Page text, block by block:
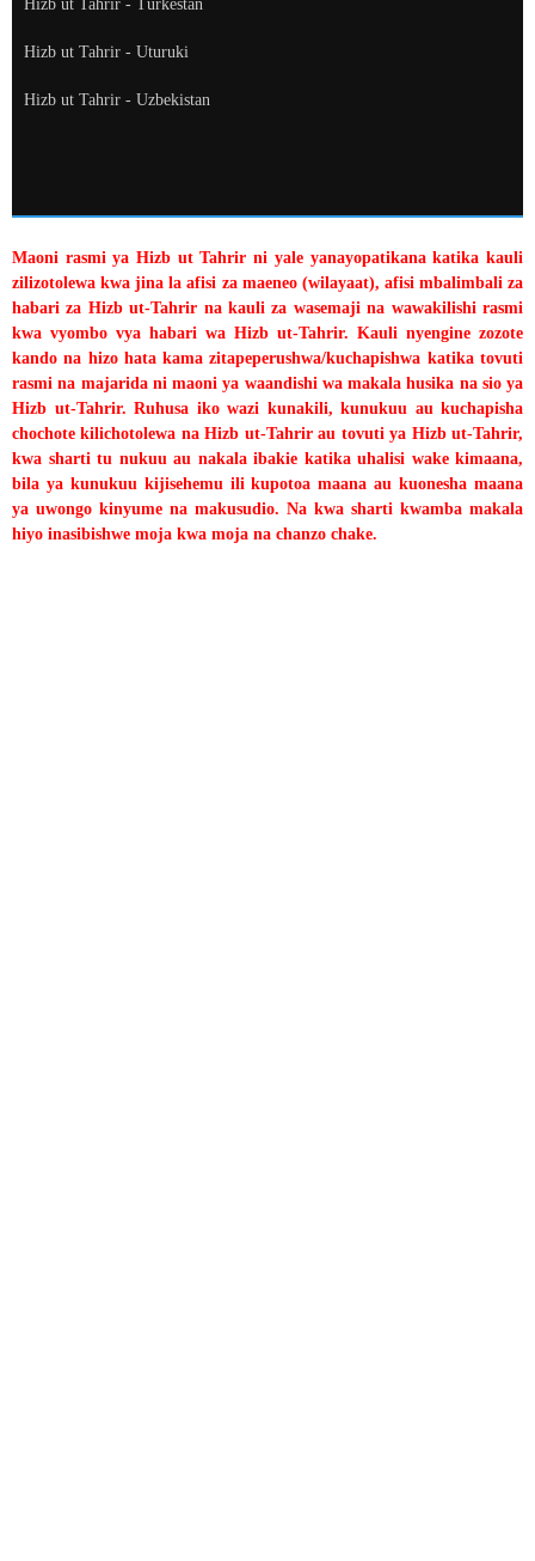
Hizb ut Tahrir - Turkestan
Hizb ut Tahrir - Uturuki
Hizb ut Tahrir - Uzbekistan
Maoni rasmi ya Hizb ut Tahrir ni yale yanayopatikana katika kauli
zilizotolewa kwa jina la afisi za maeneo (wilayaat), afisi mbalimbali za
habari za Hizb ut-Tahrir na kauli za wasemaji na wawakilishi rasmi
kwa vyombo vya habari wa Hizb ut-Tahrir. Kauli nyengine zozote
kando na hizo hata kama zitapeperushwa/kuchapishwa katika tovuti
rasmi na majarida ni maoni ya waandishi wa makala husika na sio ya
Hizb ut-Tahrir. Ruhusa iko wazi kunakili, kunukuu au kuchapisha
chochote kilichotolewa na Hizb ut-Tahrir au tovuti ya Hizb ut-Tahrir,
kwa sharti tu nukuu au nakala ibakie katika uhalisi wake kimaana,
bila ya kunukuu kijisehemu ili kupotoa maana au kuonesha maana
ya uwongo kinyume na makusudio. Na kwa sharti kwamba makala
hiyo inasibishwe moja kwa moja na chanzo chake.